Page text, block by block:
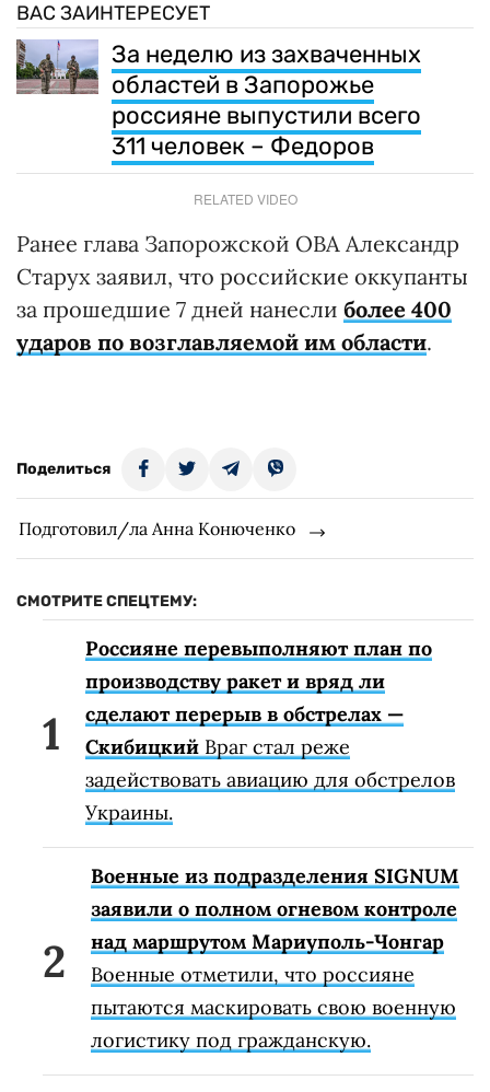
ВАС ЗАИНТЕРЕСУЕТ
За неделю из захваченных
областей в Запорожье
россияне выпустили всего
311 человек – Федоров
RELATED VIDEO
Ранее глава Запорожской ОВА Александр
Старух заявил, что российские оккупанты
за прошедшие 7 дней нанесли более 400
ударов по возглавляемой им области.
Поделиться
Подготовил/ла Анна Конюченко
СМОТРИТЕ СПЕЦТЕМУ:
Россияне перевыполняют план по
производству ракет и вряд ли
сделают перерыв в обстрелах —
Скибицкий Враг стал реже
задействовать авиацию для обстрелов
Украины.
Военные из подразделения SIGNUM
заявили о полном огневом контроле
над маршрутом Мариуполь-Чонгар
Военные отметили, что россияне
пытаются маскировать свою военную
логистику под гражданскую.